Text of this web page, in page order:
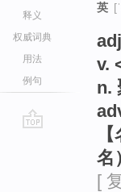
释义
权威词典
用法
例句
英
v.
n.
名
[